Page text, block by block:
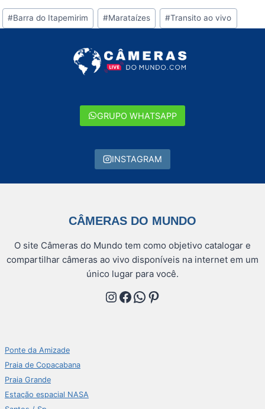
Tags
do
#Barra do Itapemirim #Marataízes #Transito ao vivo
GRUPO WHATSAPP
INSTAGRAM
CÂMERAS DO MUNDO
O site Câmeras do Mundo tem como objetivo catalogar e
compartilhar câmeras ao vivo disponíveis na internet em um
único lugar para você.
Instagram
Facebook
WhatsApp
Pinterest
Ponte da Amizade
Praia de Copacabana
Praia Grande
Estação espacial NASA